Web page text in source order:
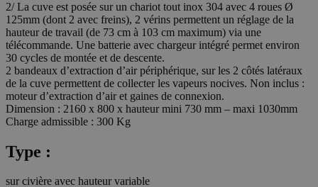
2/ La cuve est posée sur un chariot tout inox 304 avec 4 roues Ø
125mm (dont 2 avec freins), 2 vérins permettent un réglage de la
hauteur de travail (de 73 cm à 103 cm maximum) via une
télécommande. Une batterie avec chargeur intégré permet environ
30 cycles de montée et de descente.
2 bandeaux d’extraction d’air périphérique, sur les 2 côtés latéraux
de la cuve permettent de collecter les vapeurs nocives. Non inclus :
moteur d’extraction d’air et gaines de connexion.
Dimension : 2160 x 800 x hauteur mini 730 mm – maxi 1030mm
Charge admissible : 300 Kg
Type :
sur civière avec hauteur variable